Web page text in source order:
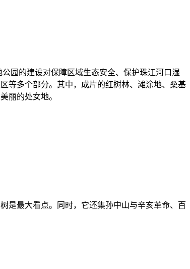
园的建设对保障区域生态安全、保护珠江河口湿
等多个部分。其中，成片的红树林、滩涂地、桑基
丽的处女地。
是最大看点。同时，它还集孙中山与辛亥革命、百